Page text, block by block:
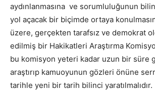
aydınlanmasına ve sorumluluğunun
yol açacak bir biçimde ortaya
üzere, gerçekten tarafsız ve demokrat
edilmiş bir Hakikatleri Araştırma
bu komisyon yeteri kadar uzun bir süre
araştırıp kamuoyunun gözleri önüne
tarihle yeni bir tarih bilinci yaratılmalıdır.